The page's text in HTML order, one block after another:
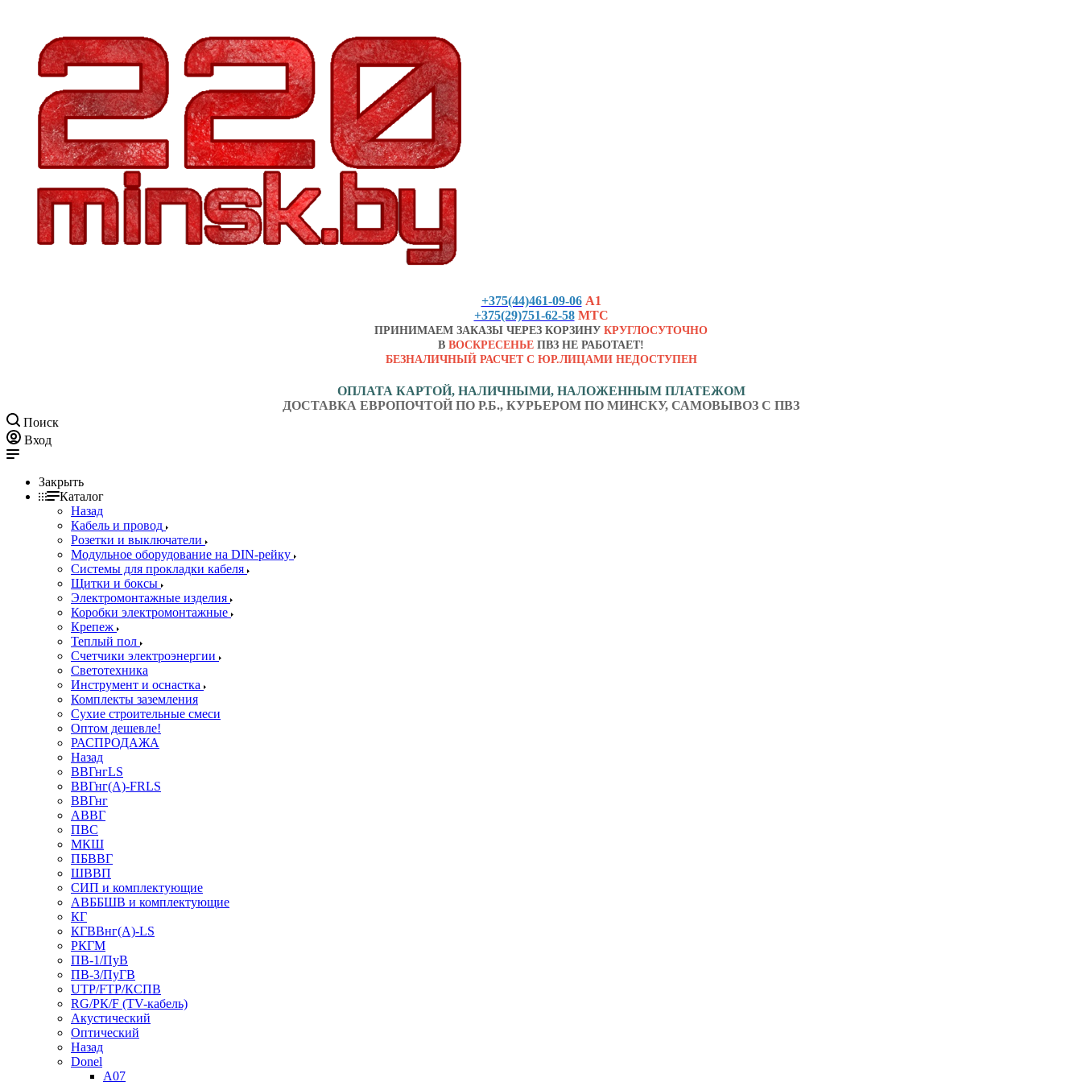
+375(44)461-09-06 А1
+375(29)751-62-58 МТС
ПРИНИМАЕМ ЗАКАЗЫ ЧЕРЕЗ КОРЗИНУ КРУГЛОСУТОЧНО
В ВОСКРЕСЕНЬЕ ПВЗ НЕ РАБОТАЕТ!
БЕЗНАЛИЧНЫЙ РАСЧЕТ С ЮР.ЛИЦАМИ НЕДОСТУПЕН
ОПЛАТА КАРТОЙ, НАЛИЧНЫМИ, НАЛОЖЕННЫМ ПЛАТЕЖОМ
ДОСТАВКА ЕВРОПОЧТОЙ ПО Р.Б., КУРЬЕРОМ ПО МИНСКУ, САМОВЫВОЗ С ПВЗ
Поиск
Вход
Закрыть
Каталог
Назад
Кабель и провод
Розетки и выключатели
Модульное оборудование на DIN-рейку
Системы для прокладки кабеля
Щитки и боксы
Электромонтажные изделия
Коробки электромонтажные
Крепеж
Теплый пол
Счетчики электроэнергии
Светотехника
Инструмент и оснастка
Комплекты заземления
Сухие строительные смеси
Оптом дешевле!
РАСПРОДАЖА
Назад
ВВГнгLS
ВВГнг(А)-FRLS
ВВГнг
АВВГ
ПВС
МКШ
ПБВВГ
ШВВП
СИП и комплектующие
АВББШВ и комплектующие
КГ
КГВВнг(А)-LS
РКГМ
ПВ-1/ПуВ
ПВ-3/ПуГВ
UTP/FTP/КСПВ
RG/РК/F (TV-кабель)
Акустический
Оптический
Назад
Donel
A07